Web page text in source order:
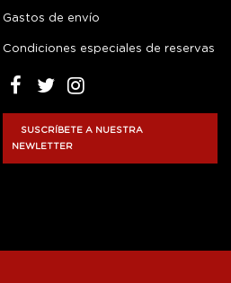
Gastos de envío
Condiciones especiales de reservas
SUSCRÍBETE A NUESTRA
NEWLETTER